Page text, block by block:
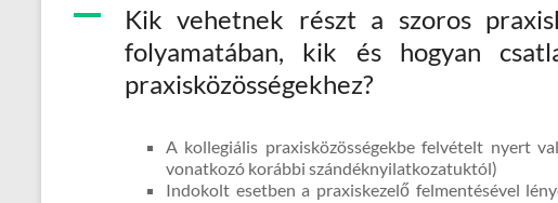
A
Kik vehetnek részt a szoros
folyamatában, kik és hogyan
praxisközösségekhez?
A kollegiális praxisközösségekbe felvételt nyert
vonatkozó korábbi szándéknyilatkozatuktól)
Indokolt esetben a praxiskezelő felmentésével